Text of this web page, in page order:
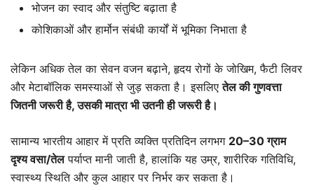
भोजन का स्वाद और संतुष्टि बढ़ाता है
कोशिकाओं और हार्मोन संबंधी कार्यों में भूमिका निभाता है
लेकिन अधिक तेल का सेवन वजन बढ़ाने, हृदय रोगों के जोखिम, फैटी लिवर
और मेटाबॉलिक समस्याओं से जुड़ सकता है। इसलिएतेल की गुणवत्ता
जितनी जरूरी है, उसकी मात्रा भी उतनी ही जरूरी है।
सामान्य भारतीय आहार में प्रति व्यक्ति प्रतिदिन लगभग 20–30 ग्राम
दृश्य वसा/तेलपर्याप्त मानी जाती है, हालांकि यह उम्र, शारीरिक गतिविधि,
स्वास्थ्य स्थिति और कुल आहार पर निर्भर कर सकता है।